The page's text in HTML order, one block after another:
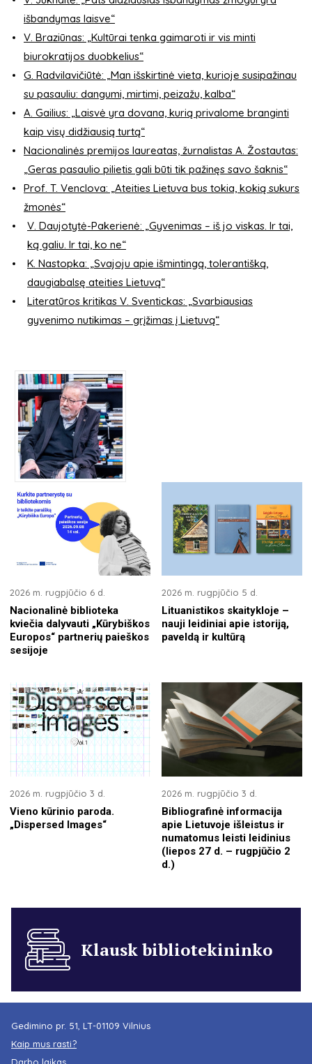
išbandymas laisve“
V. Braziūnas: „Kultūrai tenka gaimaroti ir vis minti
biurokratijos duobkelius“
G. Radvilavičiūtė: „Man išskirtinė vieta, kurioje susipažinau
su pasauliu: dangumi, mirtimi, peizažu, kalba“
A. Gailius: „Laisvė yra dovana, kurią privalome branginti
kaip visų didžiausią turtą“
Nacionalinės premijos laureatas, žurnalistas A. Žostautas:
„Geras pasaulio pilietis gali būti tik pažinęs savo šaknis“
Prof. T. Venclova: „Ateities Lietuva bus tokia, kokią sukurs
žmonės“
V. Daujotytė-Pakerienė: „Gyvenimas – iš jo viskas. Ir tai,
ką galiu. Ir tai, ko ne“
K. Nastopka: „Svajoju apie išmintingą, tolerantišką,
daugiabalsę ateities Lietuvą“
Literatūros kritikas V. Sventickas: „Svarbiausias
gyvenimo nutikimas – grįžimas į Lietuvą“
2026 m. rugpjūčio 6 d.
Nacionalinė biblioteka
kviečia dalyvauti „Kūrybiškos
Europos“ partnerių paieškos
sesijoje
2026 m. rugpjūčio 5 d.
Lituanistikos skaitykloje –
nauji leidiniai apie istoriją,
paveldą ir kultūrą
2026 m. rugpjūčio 3 d.
Vieno kūrinio paroda.
„Dispersed Images“
2026 m. rugpjūčio 3 d.
Bibliografinė informacija
apie Lietuvoje išleistus ir
numatomus leisti leidinius
(liepos 27 d. – rugpjūčio 2
d.)
Klausk bibliotekininko
Gedimino pr. 51, LT-01109 Vilnius
Kaip mus rasti?